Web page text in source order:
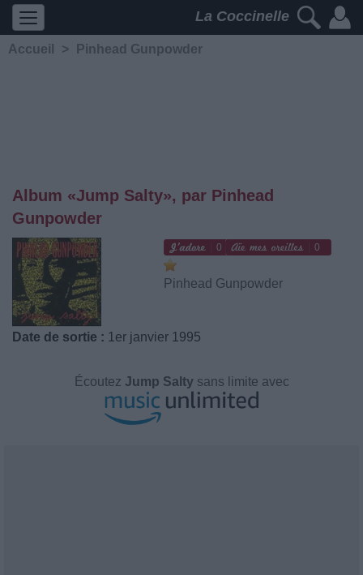
La Coccinelle
Accueil > Pinhead Gunpowder
Album «Jump Salty», par Pinhead
Gunpowder
0 0
Pinhead Gunpowder
Date de sortie : 1er janvier 1995
Écoutez Jump Saltysans limite avec